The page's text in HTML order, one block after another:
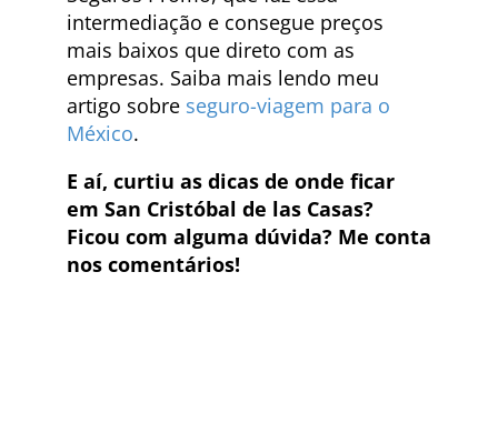
intermediação e consegue preços
mais baixos que direto com as
empresas. Saiba mais lendo meu
artigo sobre seguro-viagem para o
México.
E aí, curtiu as dicas de onde ficar
em San Cristóbal de las Casas?
Ficou com alguma dúvida? Me conta
nos comentários!